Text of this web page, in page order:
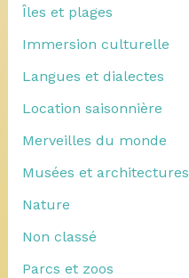
Îles et plages
Immersion culturelle
Langues et dialectes
Location saisonnière
Merveilles du monde
Musées et architectures
Nature
Non classé
Parcs et zoos